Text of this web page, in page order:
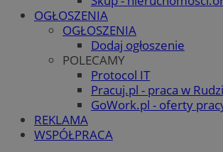
OGŁOSZENIA
OGŁOSZENIA
Dodaj ogłoszenie
POLECAMY
Protocol IT
Pracuj.pl - praca w
GoWork.pl - oferty
REKLAMA
WSPÓŁPRACA